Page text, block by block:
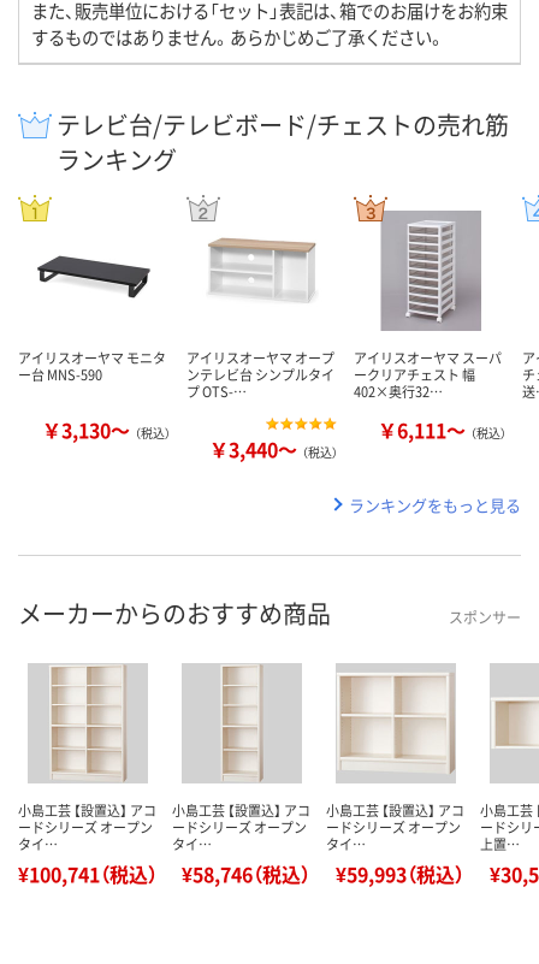
また、販売単位における「セット」表記は、箱でのお届けをお約束
するものではありません。あらかじめご了承ください。
テレビ台/テレビボード/チェストの売れ筋
ランキング
アイリスオーヤマ モニタ
ー台 MNS-590
￥3,130～ （税込）
アイリスオーヤマ オープ
ンテレビ台 シンプルタイ
プ OTS-…
￥3,440～ （税込）
アイリスオーヤマ スーパ
ークリアチェスト 幅
402×奥行32…
￥6,111～ （税込）
チ
ランキングをもっと見る
メーカーからのおすすめ商品 スポンサー
小島工芸 【設置込】 アコ
ードシリーズ オープン
タイ…
¥100,741（税込）
小島工芸 【設置込】 アコ
ードシリーズ オープン
タイ…
¥58,746（税込）
小島工芸 【設置込】 アコ
ードシリーズ オープン
タイ…
¥59,993（税込）
小島工芸
ードシリ
上置…